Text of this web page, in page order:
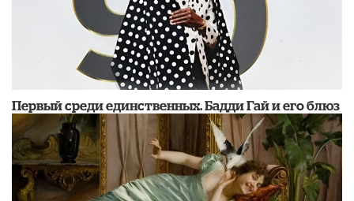
Первый среди единственных. Бадди Гай и его блюз